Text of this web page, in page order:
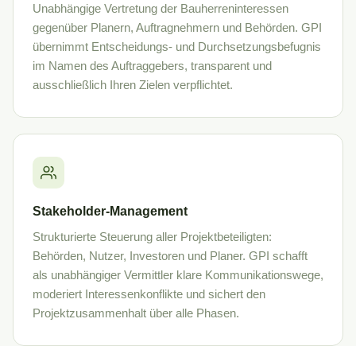
Unabhängige Vertretung der Bauherreninteressen
gegenüber Planern, Auftragnehmern und Behörden. GPI
übernimmt Entscheidungs- und Durchsetzungsbefugnis
im Namen des Auftraggebers, transparent und
ausschließlich Ihren Zielen verpflichtet.
Stakeholder-Management
Strukturierte Steuerung aller Projektbeteiligten:
Behörden, Nutzer, Investoren und Planer. GPI schafft
als unabhängiger Vermittler klare Kommunikationswege,
moderiert Interessenkonflikte und sichert den
Projektzusammenhalt über alle Phasen.